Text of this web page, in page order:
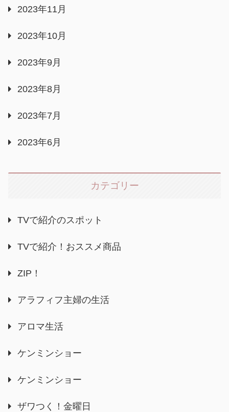
2023年11月
2023年10月
2023年9月
2023年8月
2023年7月
2023年6月
カテゴリー
TVで紹介のスポット
TVで紹介！おススメ商品
ZIP！
アラフィフ主婦の生活
アロマ生活
ケンミンショー
ケンミンショー
ザワつく！金曜日